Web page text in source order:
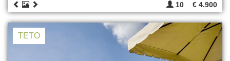
10 € 4.900
TETO